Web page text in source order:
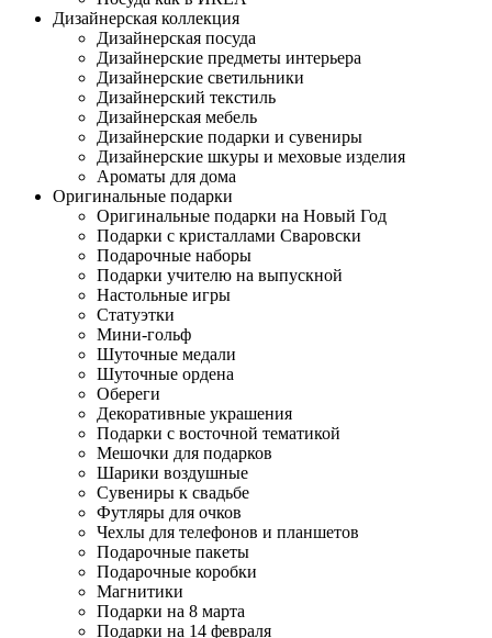
Дизайнерская коллекция
Дизайнерская посуда
Дизайнерские предметы интерьера
Дизайнерские светильники
Дизайнерский текстиль
Дизайнерская мебель
Дизайнерские подарки и сувениры
Дизайнерские шкуры и меховые изделия
Ароматы для дома
Оригинальные подарки
Оригинальные подарки на Новый Год
Подарки с кристаллами Сваровски
Подарочные наборы
Подарки учителю на выпускной
Настольные игры
Статуэтки
Мини-гольф
Шуточные медали
Шуточные ордена
Обереги
Декоративные украшения
Подарки с восточной тематикой
Мешочки для подарков
Шарики воздушные
Сувениры к свадьбе
Футляры для очков
Чехлы для телефонов и планшетов
Подарочные пакеты
Подарочные коробки
Магнитики
Подарки на 8 марта
Подарки на 14 февраля